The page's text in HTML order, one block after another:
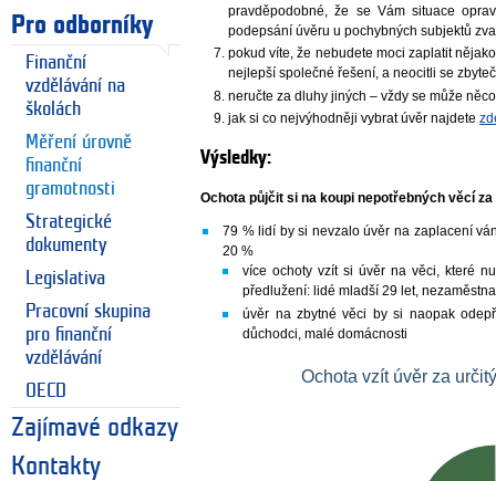
Pro odborníky
Finanční
vzdělávání na
školách
Měření úrovně
finanční
gramotnosti
Strategické
dokumenty
Legislativa
Pracovní skupina
pro finanční
vzdělávání
OECD
Zajímavé odkazy
Kontakty
pravděpodobné, že se Vám situace
podepsání úvěru u pochybných subjektů
pokud víte, že nebudete moci zaplatit
nejlepší společné řešení, a neocitli se
neručte za dluhy jiných – vždy se může
jak si co nejvýhodněji vybrat úvěr najdete
Výsledky:
Ochota půjčit si na koupi nepotřebných věcí
79 % lidí by si nevzalo úvěr na zaplacení
20 %
více ochoty vzít si úvěr na věci, které
předlužení: lidé mladší 29 let,
úvěr na zbytné věci by si naopak
důchodci, malé domácnosti
Ochota vzít úvěr za